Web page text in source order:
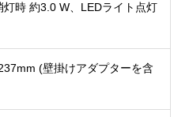
灯時 約3.0 W、LEDライト点灯
(壁掛けアダプターを含